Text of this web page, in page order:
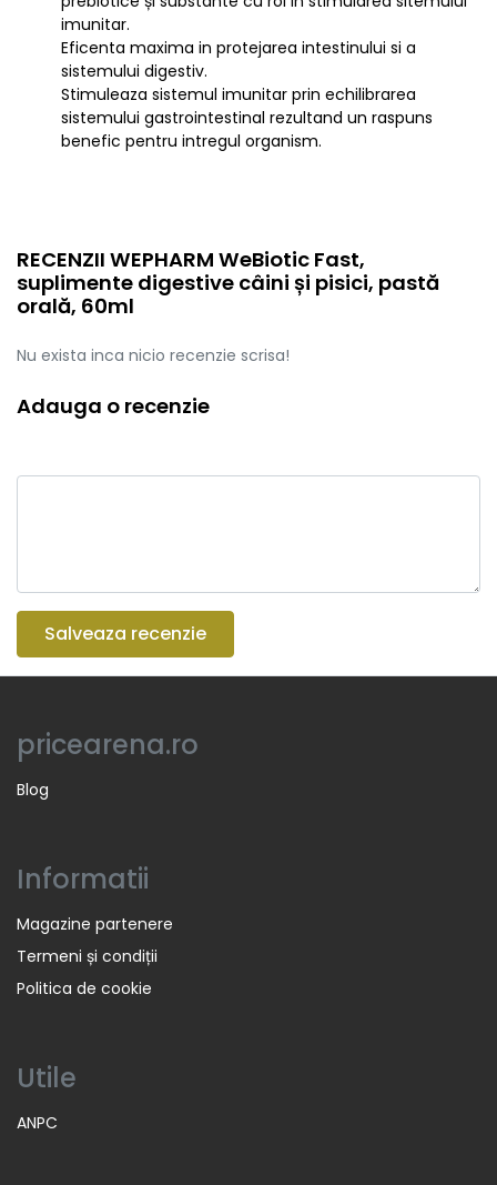
imunitar.
Eficenta maxima in protejarea intestinului si a
sistemului digestiv.
Stimuleaza sistemul imunitar prin echilibrarea
sistemului gastrointestinal rezultand un raspuns
benefic pentru intregul organism.
RECENZII WEPHARM WeBiotic Fast,
suplimente digestive câini și pisici, pastă
orală, 60ml
Nu exista inca nicio recenzie scrisa!
Adauga o recenzie
Salveaza recenzie
pricearena.ro
Blog
Informatii
Magazine partenere
Termeni și condiții
Politica de cookie
Utile
ANPC